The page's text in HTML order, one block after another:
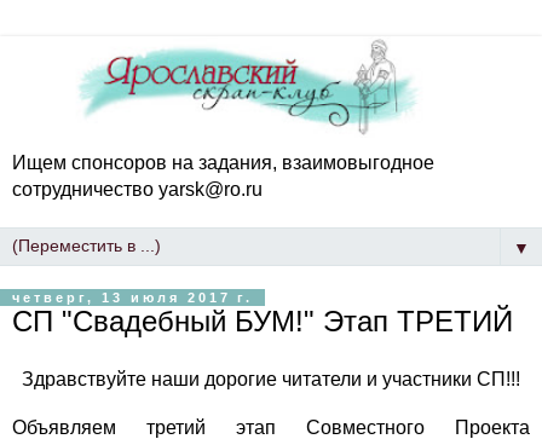
Ищем спонсоров на задания, взаимовыгодное
сотрудничество yarsk@ro.ru
▼
четверг, 13 июля 2017 г.
СП "Свадебный БУМ!" Этап ТРЕТИЙ
Здравствуйте наши дорогие читатели и участники СП!!!
Объявляем третий этап Совместного Проекта